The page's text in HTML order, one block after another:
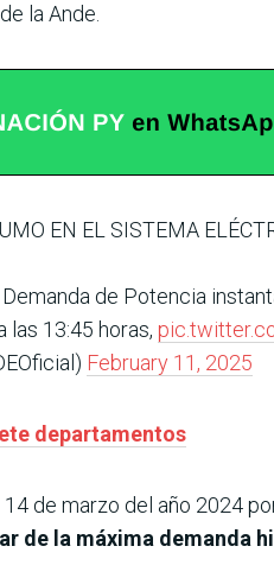
la Ande.
EN EL SISTEMA
de Potencia
las 13:45 horas,
February 11, 2025
departamentos
de marzo del año 2024
de la máxima demanda